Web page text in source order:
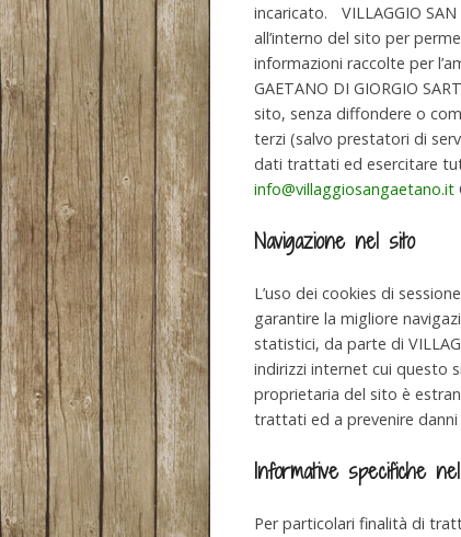
incaricato. VILLAGGIO SAN
all’interno del sito per
informazioni raccolte per
GAETANO DI GIORGIO
sito, senza diffondere o
terzi (salvo prestatori di
dati trattati ed esercitare
info@villaggiosangaetano.it
Navigazione nel sito
L’uso dei cookies di
garantire la migliore
statistici, da parte di
indirizzi internet cui questo
proprietaria del sito è
trattati ed a prevenire
Informative specifiche
Per particolari finalità di